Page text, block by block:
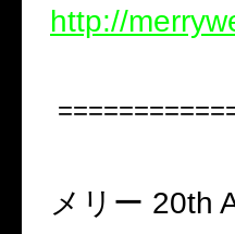
http://
メリー 20th